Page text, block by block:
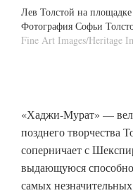
Лев Толстой на
Фотография Софьи
Fine Art Images/Heritage
«Хаджи-Мурат» —
позднего творчества
соперничает с
выдающуюся
самых